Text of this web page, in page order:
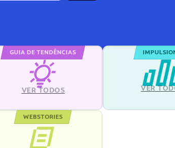
GUIA DE TENDÊNCIAS
VER TODOS VER
WEBSTORIES